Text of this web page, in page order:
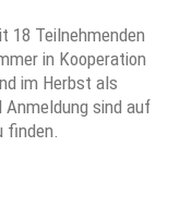
18 Teilnehmenden
in Kooperation
im Herbst als
sind auf
finden.